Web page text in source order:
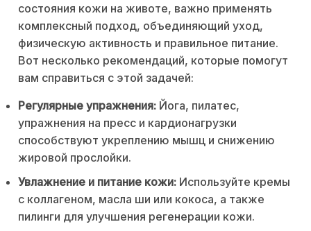
состояния кожи на животе, важно применять
комплексный подход, объединяющий уход,
физическую активность и правильное питание.
Вот несколько рекомендаций, которые помогут
вам справиться с этой задачей:
Регулярные упражнения: Йога, пилатес,
упражнения на пресс и кардионагрузки
способствуют укреплению мышц и снижению
жировой прослойки.
Увлажнение и питание кожи: Используйте кремы
с коллагеном, масла ши или кокоса, а также
пилинги для улучшения регенерации кожи.